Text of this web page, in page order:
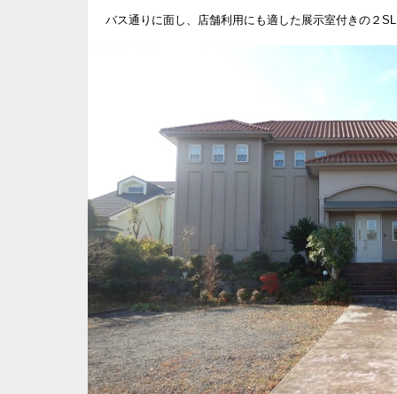
バス通りに面し、店舗利用にも適した展示室付きの２